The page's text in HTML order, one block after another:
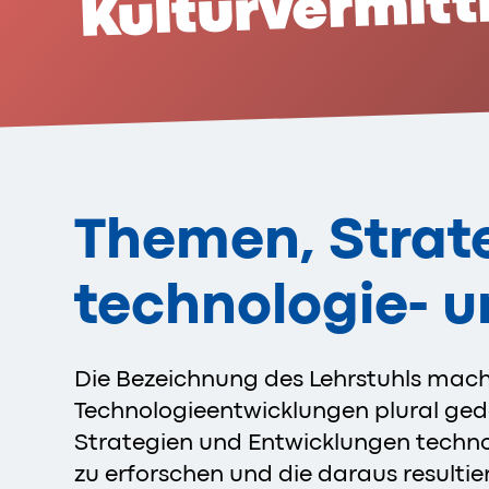
Themen,
technologie-
Die Bezeichnung des Lehrstuhls
Technologieentwicklungen plural
Strategien und Entwicklungen
zu erforschen und die daraus